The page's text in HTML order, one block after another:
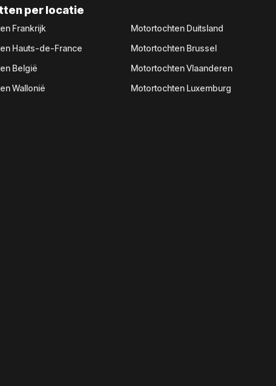
per locatie
Frankrijk
Hauts-de-France
België
Wallonië
Motortochten Duitsland
Motortochten Brussel
Motortochten Vlaanderen
Motortochten Luxemburg